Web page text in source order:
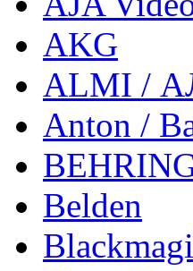
AKG
ALMI /
Anton /
Belden